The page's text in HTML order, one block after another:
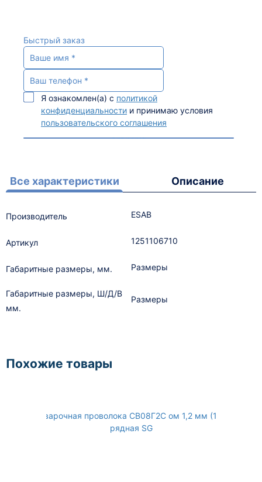
Быстрый заказ
Я ознакомлен(а) с политикой
конфиденциальности и принимаю условия
пользовательского соглашения
Все характеристики Описание
Производитель ESAB
Артикул 1251106710
Габаритные размеры, мм. Размеры
Габаритные размеры, Ш/Д/В
мм.
Размеры
Похожие товары